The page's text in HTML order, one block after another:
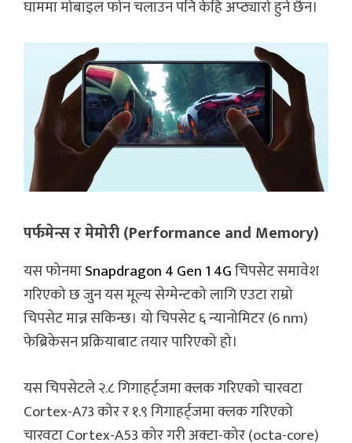
घाममा मोबाइल फोन चलाउन पनि केहि अप्ठ्यारो हुने छैन।
पर्फमेन्स र मेमोरी (Performance and Memory)
यस फोनमाSnapdragon 4 Gen 1 4Gचिपसेट समावेश
गरिएको छ जुन यस मूल्य सेग्मेन्टको लागि एउटा राम्रो
चिपसेट मान्न सकिन्छ। यो चिपसेट ६ न्यानोमिटर (6 nm)
फेब्रिकेसन प्रक्रियाबाट तयार पारिएको हो।
यस चिपसेटले २.८ गिगाहर्ट्जमा क्लक गरिएको चारवटा
Cortex-A73 कोर र १.९ गिगाहर्ट्जमा क्लक गरिएको
चारवटा Cortex-A53 कोर गरी अक्टा-कोर (octa-core)